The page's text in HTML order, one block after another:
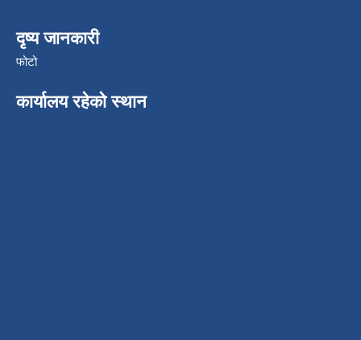
दृष्य जानकारी
फोटो
कार्यालय रहेको स्थान